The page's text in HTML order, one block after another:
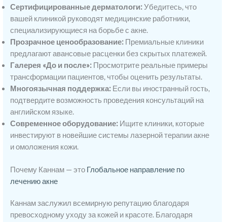
Сертифицированные дерматологи:Убедитесь, что
вашей клиникой руководят медицинские работники,
специализирующиеся на борьбе с акне.
Прозрачное ценообразование: Премиальные клиники
предлагают авансовые расценки без скрытых платежей.
Галерея «До и после»: Просмотрите реальные примеры
трансформации пациентов, чтобы оценить результаты.
Многоязычная поддержка: Если вы иностранный гость,
подтвердите возможность проведения консультаций на
английском языке.
Современное оборудование: Ищите клиники, которые
инвестируют в новейшие системы лазерной терапии акне
и омоложения кожи.
Почему Каннам — это Глобальное направление по
лечению акне
Каннам заслужил всемирную репутацию благодаря
превосходному уходу за кожей и красоте. Благодаря